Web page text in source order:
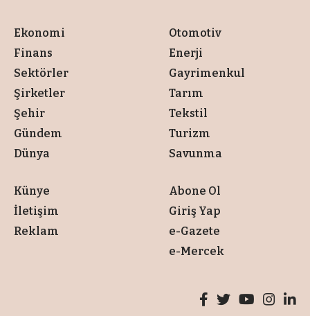
Ekonomi
Finans
Sektörler
Şirketler
Şehir
Gündem
Dünya
Otomotiv
Enerji
Gayrimenkul
Tarım
Tekstil
Turizm
Savunma
Künye
İletişim
Reklam
Abone Ol
Giriş Yap
e-Gazete
e-Mercek